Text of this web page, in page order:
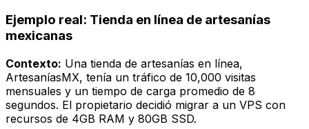
Ejemplo real: Tienda en línea de artesanías
mexicanas
Contexto: Una tienda de artesanías en línea,
ArtesaníasMX, tenía un tráfico de 10,000 visitas
mensuales y un tiempo de carga promedio de 8
segundos. El propietario decidió migrar a un VPS con
recursos de 4GB RAM y 80GB SSD.